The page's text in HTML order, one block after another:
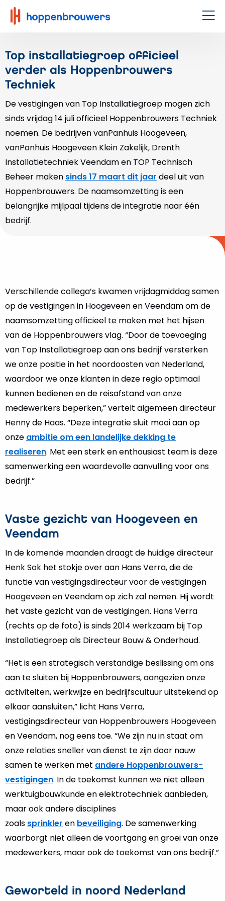
Hoppenbrouwers
|
techniek
leeft
Top installatiegroep officieel
verder als Hoppenbrouwers
Techniek
De vestigingen van Top Installatiegroep mogen zich
sinds vrijdag 14 juli officieel Hoppenbrouwers Techniek
noemen. De bedrijven vanPanhuis Hoogeveen,
vanPanhuis Hoogeveen Klein Zakelijk, Drenth
Installatietechniek Veendam en TOP Technisch
Beheer maken sinds 17 maart dit jaar deel uit van
Hoppenbrouwers. De naamsomzetting is een
belangrijke mijlpaal tijdens de integratie naar één
bedrijf.
Verschillende collega’s kwamen vrijdagmiddag samen
op de vestigingen in Hoogeveen en Veendam om de
naamsomzetting officieel te maken met het hijsen
van de Hoppenbrouwers vlag. “Door de toevoeging
van Top Installatiegroep aan ons bedrijf versterken
we onze positie in het noordoosten van Nederland,
waardoor we onze klanten in deze regio optimaal
kunnen bedienen en de reisafstand van onze
medewerkers beperken,” vertelt algemeen directeur
Henny de Haas. “Deze integratie sluit mooi aan op
onze ambitie om een landelijke dekking te
realiseren. Met een sterk en enthousiast team is deze
samenwerking een waardevolle aanvulling voor ons
bedrijf.”
Vaste gezicht van Hoogeveen en
Veendam
In de komende maanden draagt de huidige directeur
Henk Sok het stokje over aan Hans Verra, die de
functie van vestigingsdirecteur voor de vestigingen
Hoogeveen en Veendam op zich zal nemen. Hij wordt
het vaste gezicht van de vestigingen. Hans Verra
(rechts op de foto) is sinds 2014 werkzaam bij Top
Installatiegroep als Directeur Bouw & Onderhoud.
“Het is een strategisch verstandige beslissing om ons
aan te sluiten bij Hoppenbrouwers, aangezien onze
activiteiten, werkwijze en bedrijfscultuur uitstekend op
elkaar aansluiten,” licht Hans Verra,
vestigingsdirecteur van Hoppenbrouwers Hoogeveen
en Veendam, nog eens toe. “We zijn nu in staat om
onze relaties sneller van dienst te zijn door nauw
samen te werken met andere Hoppenbrouwers-
vestigingen. In de toekomst kunnen we niet alleen
werktuigbouwkunde en elektrotechniek aanbieden,
maar ook andere disciplines
zoals sprinkler en beveiliging. De samenwerking
waarborgt niet alleen de voortgang en groei van onze
medewerkers, maar ook de toekomst van ons bedrijf.”
Geworteld in noord Nederland